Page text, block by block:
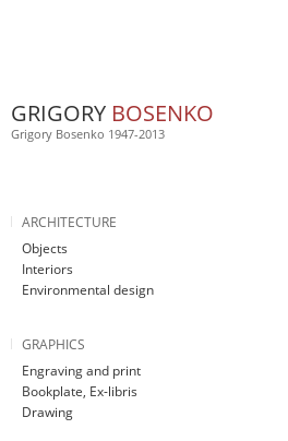
GRIGORY BOSENKO
Grigory Bosenko 1947-2013
ARCHITECTURE
Objects
Interiors
Environmental design
GRAPHICS
Engraving and print
Bookplate, Ex-libris
Drawing